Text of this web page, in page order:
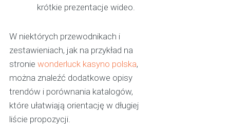
krótkie prezentacje wideo.
W niektórych przewodnikach i
zestawieniach, jak na przykład na
stronie wonderluck kasyno polska,
można znaleźć dodatkowe opisy
trendów i porównania katalogów,
które ułatwiają orientację w długiej
liście propozycji.